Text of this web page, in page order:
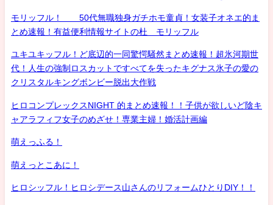
モリッフル！ 50代無職独身ガチホモ童貞！女装子オネエ的ま
とめ速報！有益便利情報サイトの杜 モリッフル
ユキユキッフル！ど底辺的一同驚愕騒然まとめ速報！超氷河期世
代！人生の強制ロスカットですべてを失ったキグナス氷子の愛の
クリスタルキングボンビー脱出大作戦
ヒロコンプレックスNIGHT 的まとめ速報！！子供が欲しいど陰キ
ャアラフィフ女子のめざせ！専業主婦！婚活計画編
萌えっふる！
萌えっとこあに！
ヒロシッフル！ヒロシデース山さんのリフォームひとりDIY！！